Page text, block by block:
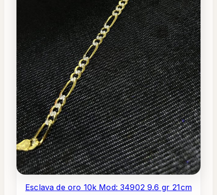
Esclava de oro 10k Mod: 34902 9.6 gr 21cm